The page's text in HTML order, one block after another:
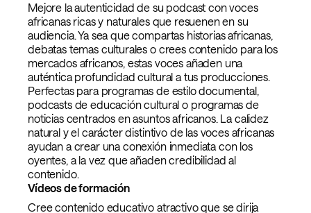
Mejore la autenticidad de su podcast con voces
africanas ricas y naturales que resuenen en su
audiencia. Ya sea que compartas historias africanas,
debatas temas culturales o crees contenido para los
mercados africanos, estas voces añaden una
auténtica profundidad cultural a tus producciones.
Perfectas para programas de estilo documental,
podcasts de educación cultural o programas de
noticias centrados en asuntos africanos. La calidez
natural y el carácter distintivo de las voces africanas
ayudan a crear una conexión inmediata con los
oyentes, a la vez que añaden credibilidad al
contenido.
Vídeos de formación
Cree contenido educativo atractivo que se dirija